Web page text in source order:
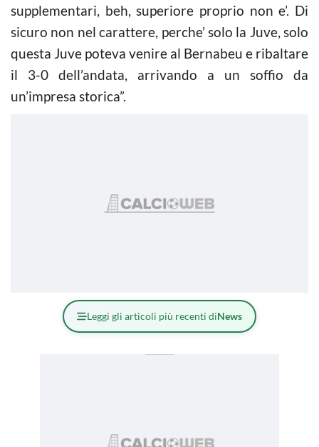
supplementari, beh, superiore proprio non e’. Di
sicuro non nel carattere, perche’ solo la Juve, solo
questa Juve poteva venire al Bernabeu e ribaltare
il 3-0 dell’andata, arrivando a un soffio da
un’impresa storica”.
Leggi gli articoli più recenti diNews